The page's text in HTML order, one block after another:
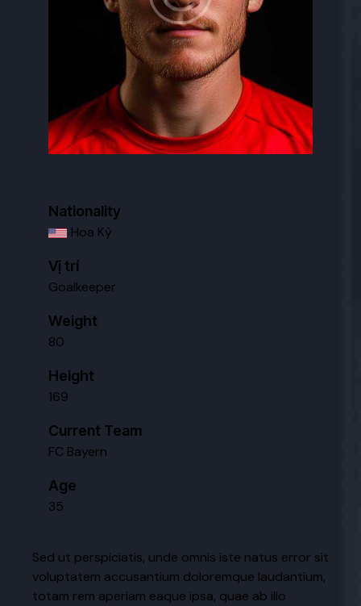
Nationality
Hoa Kỳ
Vị trí
Goalkeeper
Weight
80
Height
169
Current Team
FC Bayern
Age
35
Sed ut perspiciatis, unde omnis iste natus error sit
voluptatem accusantium doloremque laudantium,
totam rem aperiam eaque ipsa, quae ab illo